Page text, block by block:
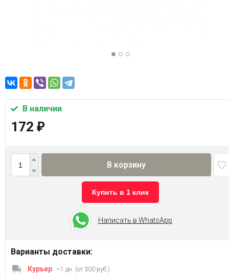
В наличии
172 ₽
В корзину
Купить в 1 клик
Написать в WhatsApp
Варианты доставки:
Курьер ~1 дн. (от 300 руб.)